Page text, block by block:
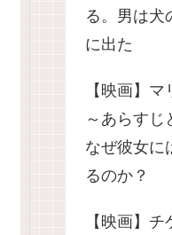
る。男は犬
に出た
【映画】
～あらすじ
なぜ彼女に
るのか？
【映画】